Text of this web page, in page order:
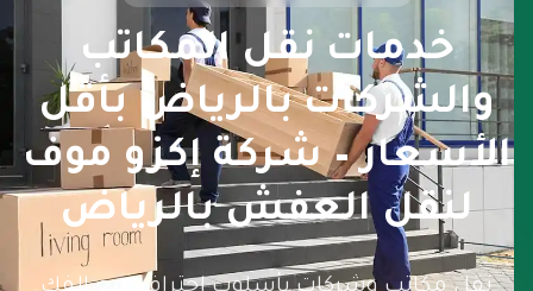
خدمات نقل المكاتب
والشركات بالرياض بأقل
الأسعار – شركة إكزو موف
لنقل العفش بالرياض